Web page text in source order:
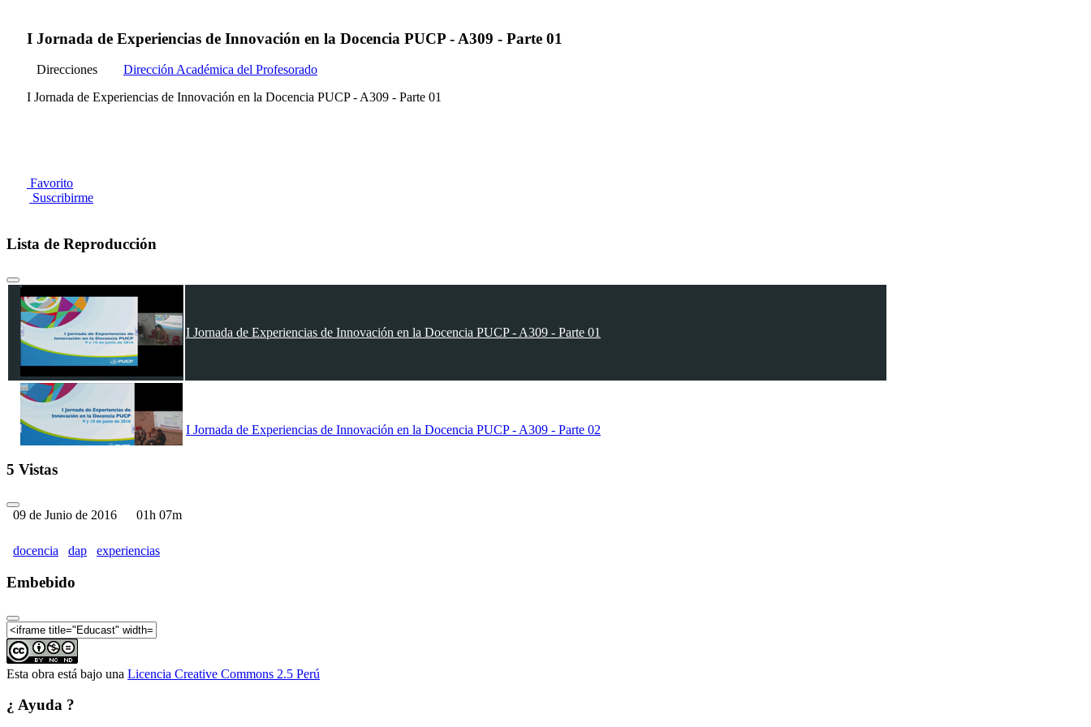
I Jornada de Experiencias de Innovación en la Docencia PUCP - A309 - Parte 01
Direcciones
Dirección Académica del Profesorado
I Jornada de Experiencias de Innovación en la Docencia PUCP - A309 - Parte 01
Favorito
Suscribirme
Lista de Reproducción
I Jornada de Experiencias de Innovación en la Docencia PUCP - A309 - Parte 01
I Jornada de Experiencias de Innovación en la Docencia PUCP - A309 - Parte 02
5 Vistas
09 de Junio de 2016 01h 07m
docencia dap experiencias
Embebido
Esta obra está bajo una Licencia Creative Commons 2.5 Perú
¿ Ayuda ?